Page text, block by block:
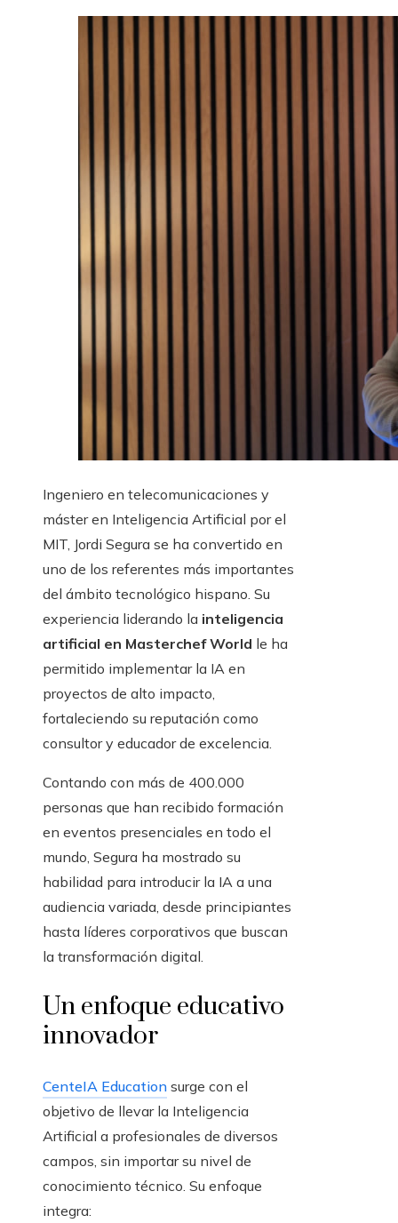
Ingeniero en telecomunicaciones y
máster en Inteligencia Artificial por el
MIT, Jordi Segura se ha convertido en
uno de los referentes más importantes
del ámbito tecnológico hispano. Su
experiencia liderando la inteligencia
artificial en Masterchef World le ha
permitido implementar la IA en
proyectos de alto impacto,
fortaleciendo su reputación como
consultor y educador de excelencia.
Contando con más de 400.000
personas que han recibido formación
en eventos presenciales en todo el
mundo, Segura ha mostrado su
habilidad para introducir la IA a una
audiencia variada, desde principiantes
hasta líderes corporativos que buscan
la transformación digital.
Un enfoque educativo
innovador
CenteIA Education surge con el
objetivo de llevar la Inteligencia
Artificial a profesionales de diversos
campos, sin importar su nivel de
conocimiento técnico. Su enfoque
integra: